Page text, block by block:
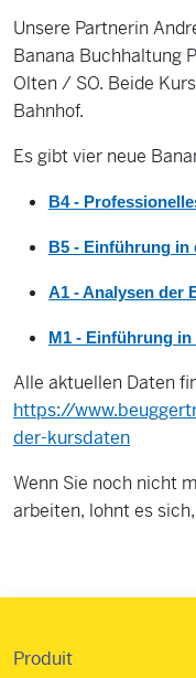
Unsere Partnerin
Banana Buchhaltung
Olten / SO. Beide
Bahnhof.
Es gibt vier neue
B4 -
B5 - Einführung
A1 - Analysen der
M1 - Einführung
Alle aktuellen Daten
https://
der-kursdaten
Wenn Sie noch nicht
arbeiten, lohnt es
Produit